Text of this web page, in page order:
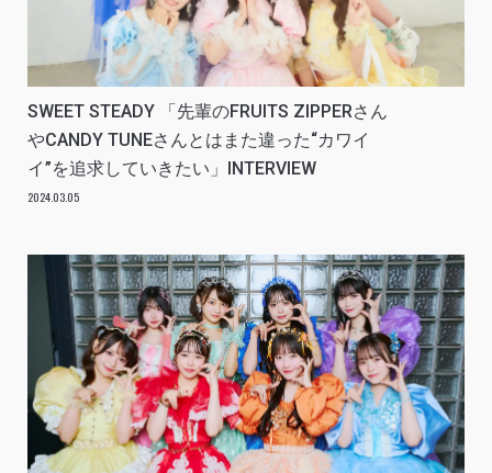
SWEET STEADY 「先輩のFRUITS ZIPPERさん
やCANDY TUNEさんとはまた違った“カワイ
イ”を追求していきたい」INTERVIEW
2024.03.05